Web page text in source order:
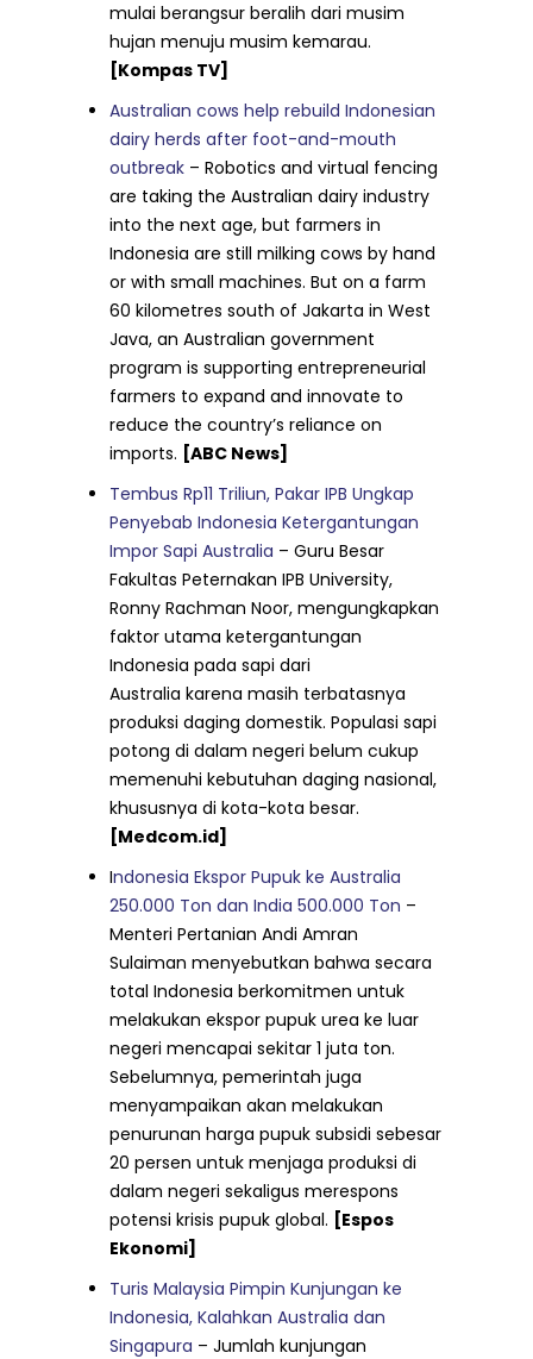
mulai berangsur beralih dari musim
hujan menuju musim kemarau.
[Kompas TV]
Australian cows help rebuild Indonesian
dairy herds after foot-and-mouth
outbreak – Robotics and virtual fencing
are taking the Australian dairy industry
into the next age, but farmers in
Indonesia are still milking cows by hand
or with small machines. But on a farm
60 kilometres south of Jakarta in West
Java, an Australian government
program is supporting entrepreneurial
farmers to expand and innovate to
reduce the country’s reliance on
imports. [ABC News]
Tembus Rp11 Triliun, Pakar IPB Ungkap
Penyebab Indonesia Ketergantungan
Impor Sapi Australia – Guru Besar
Fakultas Peternakan IPB University,
Ronny Rachman Noor, mengungkapkan
faktor utama ketergantungan
Indonesia pada sapi dari
Australia karena masih terbatasnya
produksi daging domestik. Populasi sapi
potong di dalam negeri belum cukup
memenuhi kebutuhan daging nasional,
khususnya di kota-kota besar.
[Medcom.id]
Indonesia Ekspor Pupuk ke Australia
250.000 Ton dan India 500.000 Ton –
Menteri Pertanian Andi Amran
Sulaiman menyebutkan bahwa secara
total Indonesia berkomitmen untuk
melakukan ekspor pupuk urea ke luar
negeri mencapai sekitar 1 juta ton.
Sebelumnya, pemerintah juga
menyampaikan akan melakukan
penurunan harga pupuk subsidi sebesar
20 persen untuk menjaga produksi di
dalam negeri sekaligus merespons
potensi krisis pupuk global. [Espos
Ekonomi]
Turis Malaysia Pimpin Kunjungan ke
Indonesia, Kalahkan Australia dan
Singapura – Jumlah kunjungan